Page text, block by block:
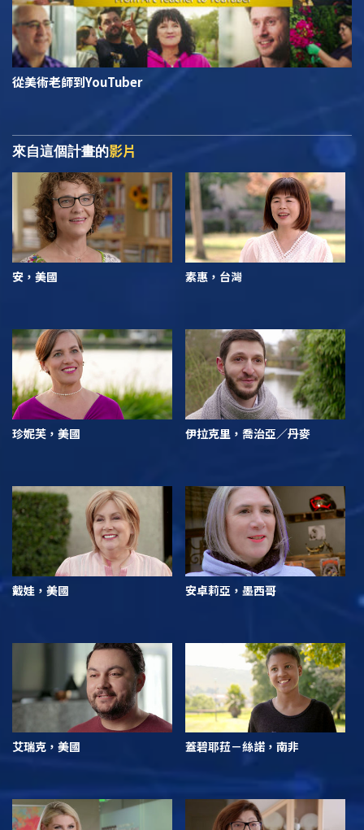
從美術老師到YouTuber
來自這個計畫的影片
安，美國 素惠，台灣
珍妮芙，美國 伊拉克里，喬治亞／丹麥
戴娃，美國 安卓莉亞，墨西哥
艾瑞克，美國 蓋碧耶菈－絲諾，南非